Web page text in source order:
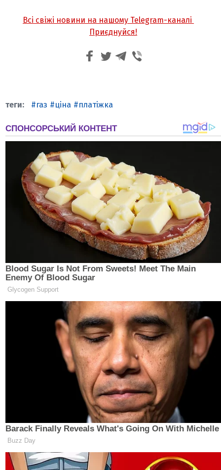
Всі свіжі новини на нашому Telegram-каналі
Приєднуйся!
газ ціна платіжка